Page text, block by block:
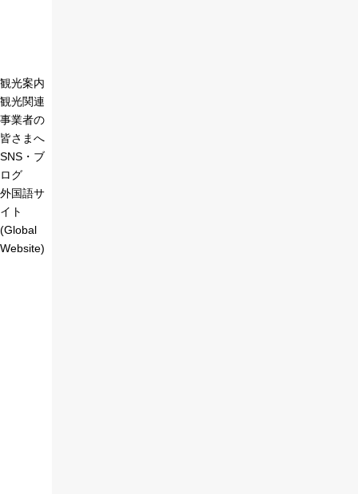
観光案内
観光関連
事業者の
皆さまへ
SNS・ブ
ログ
外国語サ
イト
(Global
Website)